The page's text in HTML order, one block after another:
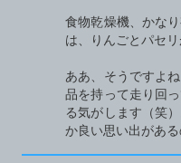
食物乾燥機、かな
は、りんごとパセ
ああ、そうですよ
品を持って走り回
る気がします（笑
か良い思い出があ